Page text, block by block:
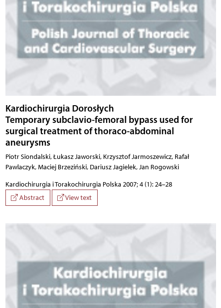
Kardiochirurgia Dorosłych
Temporary subclavio-femoral bypass used for
surgical treatment of thoraco-abdominal
aneurysms
Piotr Siondalski, Łukasz Jaworski, Krzysztof Jarmoszewicz, Rafał
Pawlaczyk, Maciej Brzeziński, Dariusz Jagielek, Jan Rogowski
Kardiochirurgia i Torakochirurgia Polska 2007; 4 (1): 24–28
Abstract
View text